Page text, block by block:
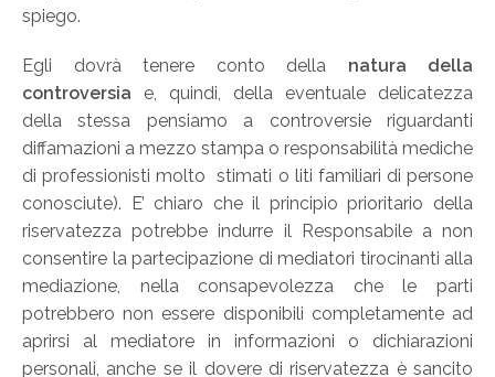
spiego.
Egli dovrà tenere conto della natura della
controversia e, quindi, della eventuale delicatezza
della stessa pensiamo a controversie riguardanti
diffamazioni a mezzo stampa o responsabilità mediche
di professionisti molto stimati o liti familiari di persone
conosciute). E’ chiaro che il principio prioritario della
riservatezza potrebbe indurre il Responsabile a non
consentire la partecipazione di mediatori tirocinanti alla
mediazione, nella consapevolezza che le parti
potrebbero non essere disponibili completamente ad
aprirsi al mediatore in informazioni o dichiarazioni
personali, anche se il dovere di riservatezza è sancito